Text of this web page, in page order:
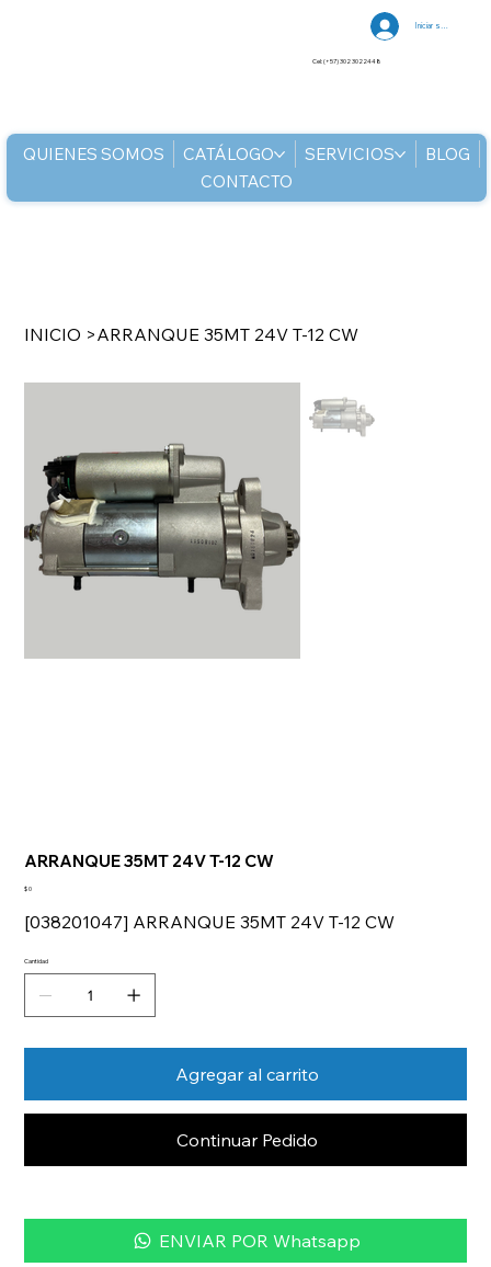
QUIENES SOMOS CATÁLOGO SERVICIOS
BLOG
CONTACTO
Iniciar sesión
Cel: (+57) 302 3022448
INICIO >ARRANQUE 35MT 24V T-12 CW
ARRANQUE 35MT 24V T-12 CW
Precio
$ 0
[038201047] ARRANQUE 35MT 24V T-12 CW
Cantidad
Agregar al carrito
Continuar Pedido
ENVIAR POR Whatsapp